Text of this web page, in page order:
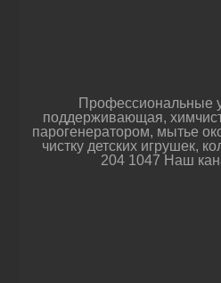
Профессиональные
поддерживающая,
парогенератором, мытье
чистку детских игрушек,
204 1047 Наш